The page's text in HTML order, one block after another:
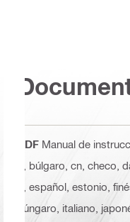
PDF Manual de
e, búlgaro, cn, checo,
s, español, estonio,
húngaro, italiano,